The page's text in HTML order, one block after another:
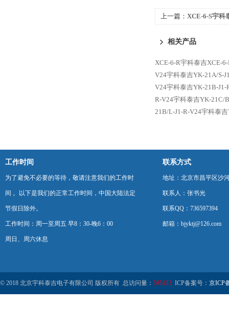
上一篇： XCE-6-S宇科
相关产品
XCE-6-R宇科泰吉XCE-
V24宇科泰吉YK-21A/S-
V24宇科泰吉YK-21B-
R-V24宇科泰吉YK-21C/
21B/L-J1-R-V24宇科泰
工作时间
为了避免不必要的等待，敬请注意我们的工作时
间 。以下是我们的正常工作时间，中国大陆法定
节假日除外。
工作时间：周一至周五 早8：30-晚6：00
周日、周六休息
联系方式
地址：北京市昌平区沙
联系人：张书光
联系QQ：736597394
邮箱：bjyktj@126.com
© 2018 北京宇科泰吉电子有限公司 版权所有 总访问量： 585113 ICP备案号： 京ICP